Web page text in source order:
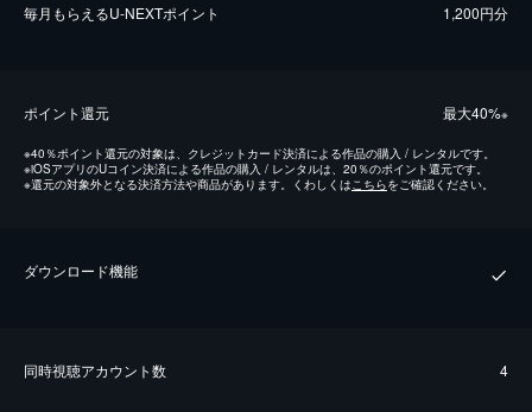
毎⽉もらえるU-NEXTポイント 1,200円分
ポイント還元 最⼤40%※
※40％ポイント還元の対象は、クレジットカード決済による作品の購入 / レンタルです。
※iOSアプリのUコイン決済による作品の購入 / レンタルは、20％のポイント還元です。
※還元の対象外となる決済方法や商品があります。くわしくはこちらをご確認ください。
ダウンロード機能
同時視聴アカウント数 4